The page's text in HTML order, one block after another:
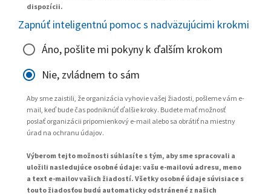
dispozícii.
Zapnúť inteligentnú pomoc s nadväzujúcimi krokmi
Áno, pošlite mi pokyny k ďalším krokom
Nie, zvládnem to sám
Aby sme zaistili, že organizácia vyhovie vašej žiadosti, pošleme vám e-
mail, keď bude čas podniknúť ďalšie kroky. Budete mať možnosť
poslať organizácii pripomienkový e-mail alebo sa obrátiť na miestny
úrad na ochranu údajov.
Výberom tejto možnosti súhlasíte s tým, aby sme spracovali a
uložili nasledujúce osobné údaje: vašu e-mailovú adresu, meno
a text e-mailov vašich žiadostí. Všetky osobné údaje súvisiace s
touto žiadosťou budú automaticky odstránené z našich